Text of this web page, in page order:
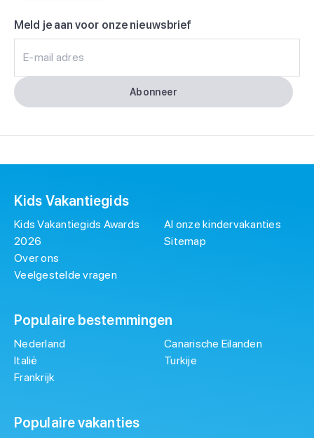
Meld je aan voor onze nieuwsbrief
E-mail adres
Abonneer
Kids Vakantiegids
Kids Vakantiegids Awards
2026
Over ons
Veelgestelde vragen
Al onze kindervakanties
Sitemap
Populaire bestemmingen
Nederland
Italië
Frankrijk
Canarische Eilanden
Turkije
Populaire vakanties